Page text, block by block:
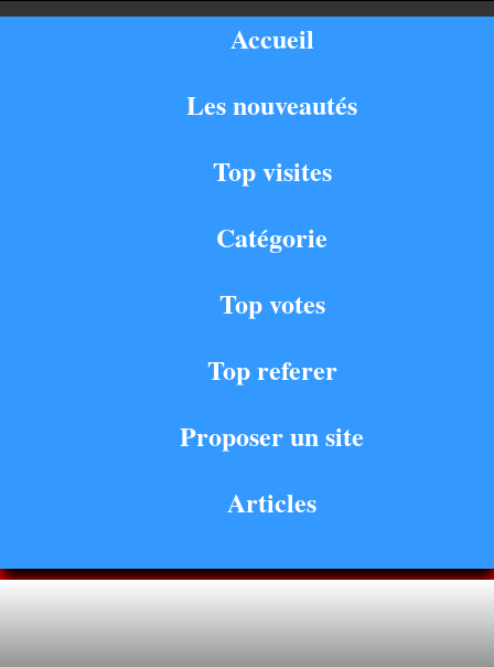
Accueil
Les nouveautés
Top visites
Catégorie
Top votes
Top referer
Proposer un site
Articles